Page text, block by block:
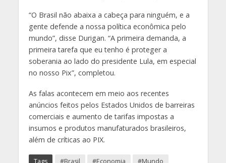
“O Brasil não abaixa a cabeça para ninguém, e a
gente defende a nossa política econômica pelo
mundo”, disse Durigan. “A primeira demanda, a
primeira tarefa que eu tenho é proteger a
soberania ao lado do presidente Lula, em especial
no nosso Pix”, completou.
As falas acontecem em meio aos recentes
anúncios feitos pelos Estados Unidos de barreiras
comerciais e aumento de tarifas impostas a
insumos e produtos manufaturados brasileiros,
além de críticas ao PIX.
Tags #Brasil #Economia
#Mundo